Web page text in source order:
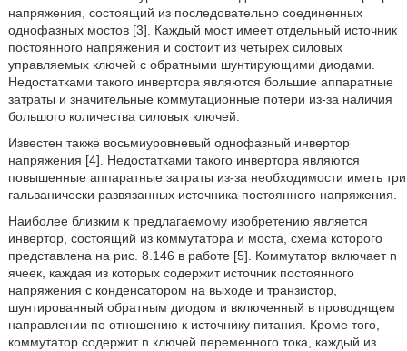
напряжения, состоящий из последовательно соединенных
однофазных мостов [3]. Каждый мост имеет отдельный источник
постоянного напряжения и состоит из четырех силовых
управляемых ключей с обратными шунтирующими диодами.
Недостатками такого инвертора являются большие аппаратные
затраты и значительные коммутационные потери из-за наличия
большого количества силовых ключей.
Известен также восьмиуровневый однофазный инвертор
напряжения [4]. Недостатками такого инвертора являются
повышенные аппаратные затраты из-за необходимости иметь три
гальванически развязанных источника постоянного напряжения.
Наиболее близким к предлагаемому изобретению является
инвертор, состоящий из коммутатора и моста, схема которого
представлена на рис. 8.146 в работе [5]. Коммутатор включает n
ячеек, каждая из которых содержит источник постоянного
напряжения с конденсатором на выходе и транзистор,
шунтированный обратным диодом и включенный в проводящем
направлении по отношению к источнику питания. Кроме того,
коммутатор содержит n ключей переменного тока, каждый из